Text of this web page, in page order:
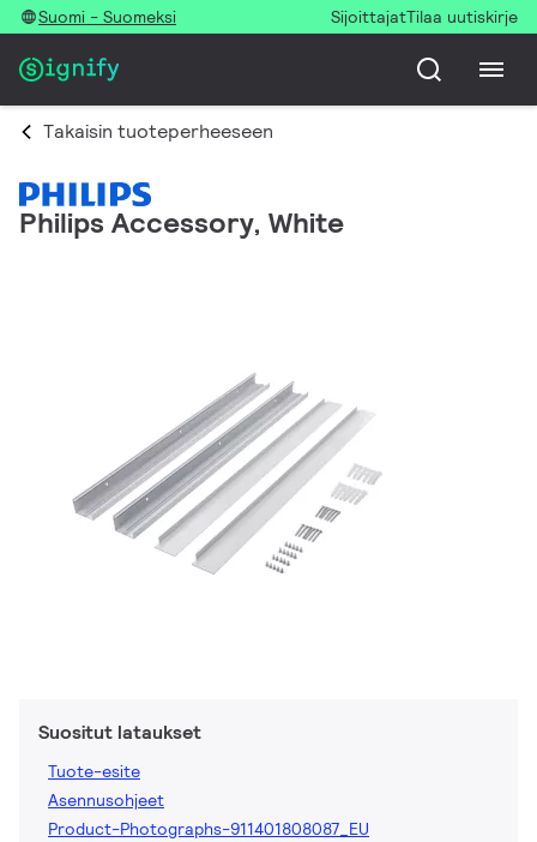
Suomi - Suomeksi SijoittajatTilaa uutiskirje
Takaisin tuoteperheeseen
Philips Accessory, White
Suositut lataukset
Tuote-esite
Asennusohjeet
Product-Photographs-911401808087_EU